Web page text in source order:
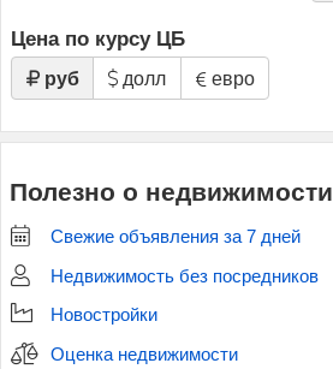
Цена по курсу ЦБ
руб долл евро
Полезно о недвижимости
Свежие объявления за 7 дней
Недвижимость без посредников
Новостройки
Оценка недвижимости